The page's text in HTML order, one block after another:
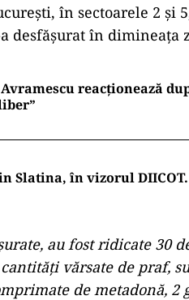
în sectoarele 2 şi
desfășurat în dimineața
reacționează
Slatina, în vizorul
au fost ridicate 30
vărsate de praf,
de metadonă, 2